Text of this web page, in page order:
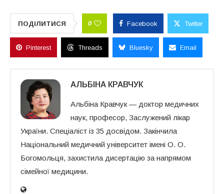
ПОДІЛИТИСЯ 0 Facebook Twitter
Pinterest Threads Bluesky Email
АЛЬБІНА КРАВЧУК
Альбіна Кравчук — доктор медичних
наук, професор, Заслужений лікар
України. Спеціаліст із 35 досвідом. Закінчила
Національний медичний університет імені О. О.
Богомольця, захистила дисертацію за напрямом
сімейної медицини.